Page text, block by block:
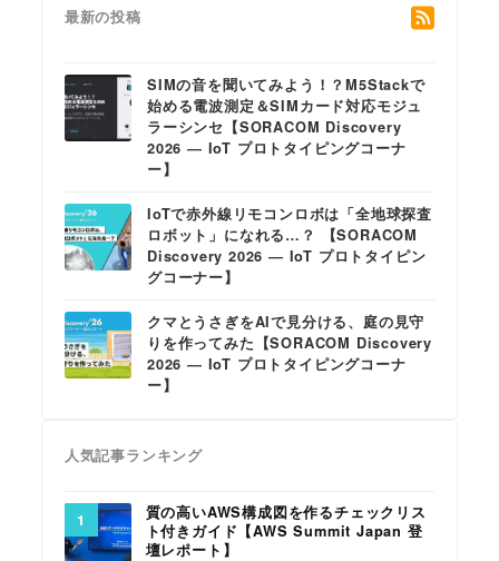
最新の投稿
SIMの音を聞いてみよう！？M5Stackで
始める電波測定＆SIMカード対応モジュ
ラーシンセ【SORACOM Discovery
2026 ― IoT プロトタイピングコーナ
ー】
IoTで赤外線リモコンロボは「全地球探査
ロボット」になれる…？ 【SORACOM
Discovery 2026 ― IoT プロトタイピン
グコーナー】
クマとうさぎをAIで見分ける、庭の見守
りを作ってみた【SORACOM Discovery
2026 ― IoT プロトタイピングコーナ
ー】
人気記事ランキング
質の高いAWS構成図を作るチェックリス
ト付きガイド【AWS Summit Japan 登
壇レポート】